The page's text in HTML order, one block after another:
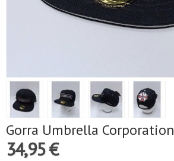
Gorra Umbrella Corporation
34,95 €